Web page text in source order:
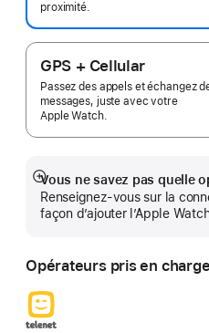
proximité.
GPS + Cellular
Passez des appels et échangez
messages, juste avec votre
Apple Watch.
Vous ne savez pas quelle
Renseignez-vous sur la
façon d’ajouter l’Apple
Afficher
plus
Opérateurs pris en charge